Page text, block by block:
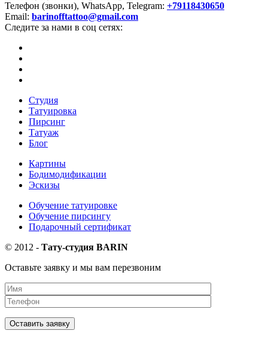
Телефон (звонки), WhatsApp, Telegram: +79118430650
Email: barinofftattoo@gmail.com
Следите за нами в соц сетях:
Студия
Татуировка
Пирсинг
Татуаж
Блог
Картины
Бодимодификации
Эскизы
Обучение татуировке
Обучение пирсингу
Подарочный сертификат
© 2012 - Тату-студия BARIN
Оставьте заявку и мы вам перезвоним
Оставить заявку